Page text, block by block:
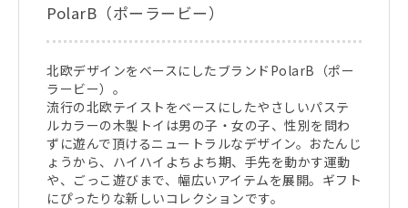
PolarB（ポーラービー）
北欧デザインをベースにしたブランドPolarB（ポー
ラービー）。
流行の北欧テイストをベースにしたやさしいパステ
ルカラーの木製トイは男の子・女の子、性別を問わ
ずに遊んで頂けるニュートラルなデザイン。おたんじ
ょうから、ハイハイよちよち期、手先を動かす運動
や、ごっこ遊びまで、幅広いアイテムを展開。ギフト
にぴったりな新しいコレクションです。